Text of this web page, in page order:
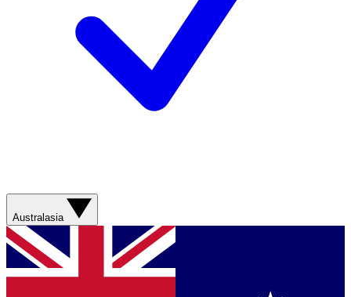
Australasia